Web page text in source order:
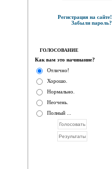
Регистрация на сайте!
Забыли пароль?
ГОЛОСОВАНИЕ
Как вам это начинание?
Отлично!
Хорошо.
Нормально.
Неочень.
Полный ...